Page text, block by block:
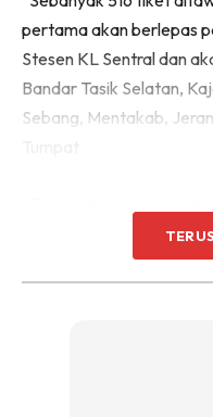
pertama akan berlepas
Stesen KL Sentral dan
Bandar Tasik Selatan,
Sebang, Mentakab,
jam 3.55 petang,
Tumpat adalah pada 7
Stesen KL Sentral pada